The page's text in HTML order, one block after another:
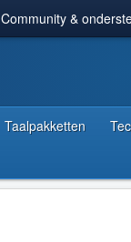
Community &
Taalpakketten